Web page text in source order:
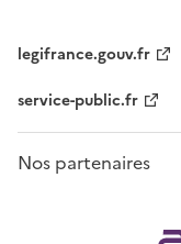
legifrance.gouv.fr
service-public.fr
Nos partenaires